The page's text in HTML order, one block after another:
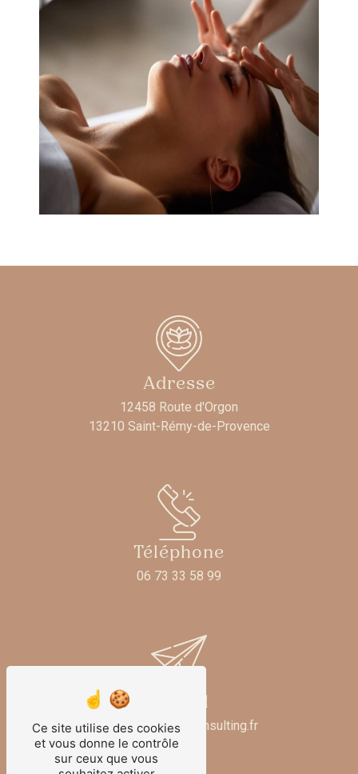
Adresse
12458 Route d'Orgon
13210 Saint-Rémy-de-Provence
Téléphone
06 73 33 58 99
E-mail
contact@beautyconsulting.fr
Ce site utilise des cookies
et vous donne le contrôle
sur ceux que vous